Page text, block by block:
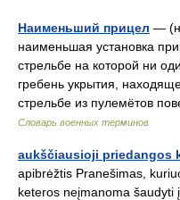
Наименьший прицел —
наименьшая установка
стрельбе на которой ни
гребень укрытия,
стрельбе из пулемётов
Словарь военных терминов
aukščiausioji priedangos
apibrėžtis Pranešimas,
keteros neįmanoma šaudyti